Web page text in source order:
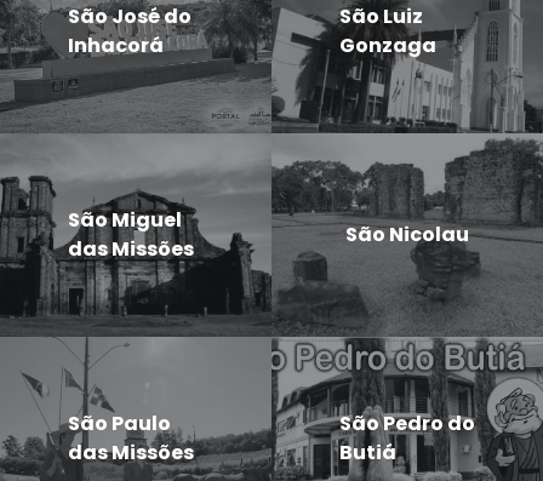
São José do
Inhacorá
São Luiz
Gonzaga
São Miguel
das Missões
São Nicolau
São Paulo
das Missões
São Pedro do
Butiá